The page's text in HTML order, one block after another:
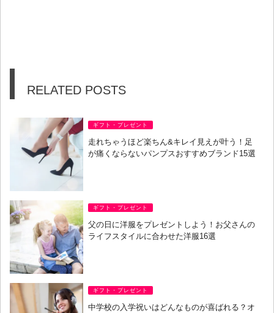
RELATED POSTS
ギフト・プレゼント
走れちゃうほど楽ちん&キレイ見えが叶う！足
が痛くならないパンプスおすすめブランド15選
ギフト・プレゼント
父の日に洋服をプレゼントしよう！お父さんの
ライフスタイルに合わせた洋服16選
ギフト・プレゼント
中学校の入学祝いはどんなものが喜ばれる？オ